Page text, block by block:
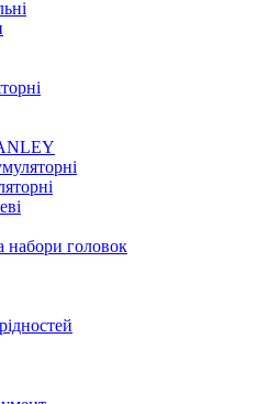
набори головок